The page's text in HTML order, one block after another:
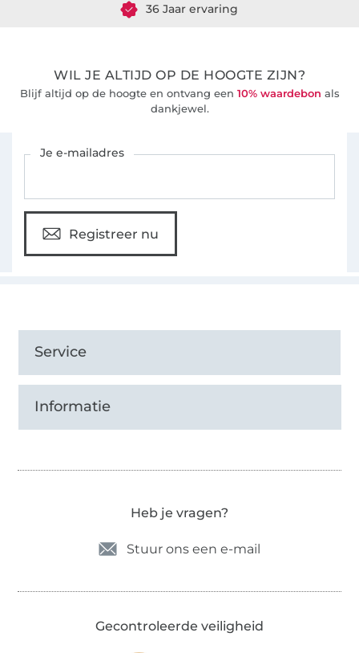
36 Jaar ervaring
WIL JE ALTIJD OP DE HOOGTE ZIJN?
Blijf altijd op de hoogte en ontvang een 10% waardebon als
dankjewel.
Je e-mailadres
Registreer nu
Service
Informatie
Heb je vragen?
Stuur ons een e-mail
Gecontroleerde veiligheid